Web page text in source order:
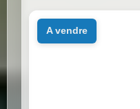
a vendre